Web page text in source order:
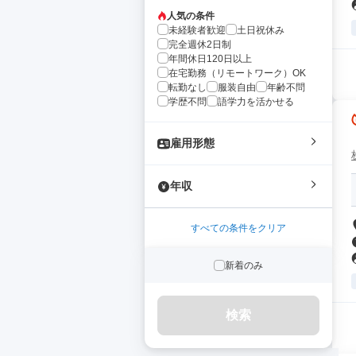
人気の条件
未経験者歓迎
土日祝休み
完全週休2日制
年間休日120日以上
在宅勤務（リモートワーク）OK
転勤なし
服装自由
年齢不問
学歴不問
語学力を活かせる
雇用形態
年収
すべての条件をクリア
新着のみ
検索